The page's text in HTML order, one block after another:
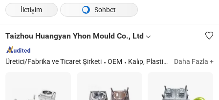
İletişim
Sohbet
Taizhou Huangyan Yhon Mould Co., Ltd
Üretici/Fabrika ve Ticaret Şirketi OEM Kalıp, Plastik Ürünler Daha Fazla +